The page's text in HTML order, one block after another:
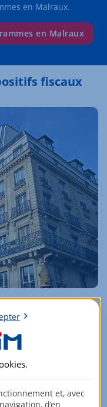
en Malraux.
en Malraux
fiscaux
consiste à rénover un
des travaux et
.
et, avec
d’en